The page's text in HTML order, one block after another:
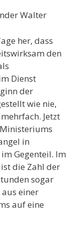
Walter
her, dass
den
Dienst
der
wie nie,
Jetzt
in
Gegenteil. Im
die Zahl der
sogar
einer
auf eine